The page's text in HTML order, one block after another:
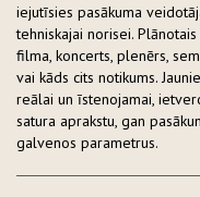
iejutīsies pasākuma
tehniskajai norisei.
filma, koncerts, plenērs,
vai kāds cits notikums.
reālai un īstenojamai,
satura aprakstu, gan
galvenos parametrus.